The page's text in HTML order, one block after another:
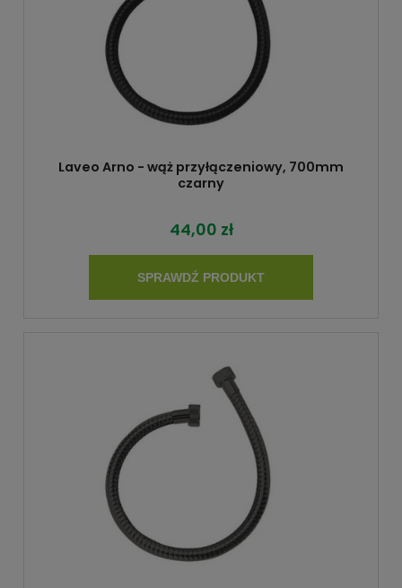
Laveo Arno - wąż przyłączeniowy, 700mm
czarny
44,00 zł
SPRAWDŹ PRODUKT